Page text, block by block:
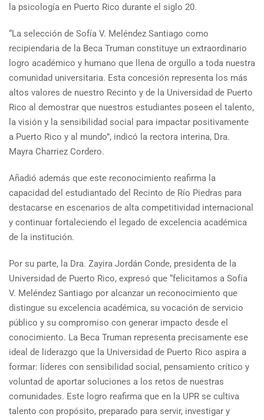
la psicología en Puerto Rico durante el siglo 20.
“La selección de Sofía V. Meléndez Santiago como
recipiendaria de la Beca Truman constituye un extraordinario
logro académico y humano que llena de orgullo a toda nuestra
comunidad universitaria. Esta concesión representa los más
altos valores de nuestro Recinto y de la Universidad de Puerto
Rico al demostrar que nuestros estudiantes poseen el talento,
la visión y la sensibilidad social para impactar positivamente
a Puerto Rico y al mundo”, indicó la rectora interina, Dra.
Mayra Charriez Cordero.
Añadió además que este reconocimiento reafirma la
capacidad del estudiantado del Recinto de Río Piedras para
destacarse en escenarios de alta competitividad internacional
y continuar fortaleciendo el legado de excelencia académica
de la institución.
Por su parte, la Dra. Zayira Jordán Conde, presidenta de la
Universidad de Puerto Rico, expresó que “felicitamos a Sofía
V. Meléndez Santiago por alcanzar un reconocimiento que
distingue su excelencia académica, su vocación de servicio
público y su compromiso con generar impacto desde el
conocimiento. La Beca Truman representa precisamente ese
ideal de liderazgo que la Universidad de Puerto Rico aspira a
formar: líderes con sensibilidad social, pensamiento crítico y
voluntad de aportar soluciones a los retos de nuestras
comunidades. Este logro reafirma que en la UPR se cultiva
talento con propósito, preparado para servir, investigar y